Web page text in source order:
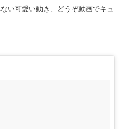
い可愛い動き、どうぞ動画でキュ